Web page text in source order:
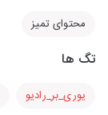
محتوای تمیز
تگ ها
یوری_بر_رادیو